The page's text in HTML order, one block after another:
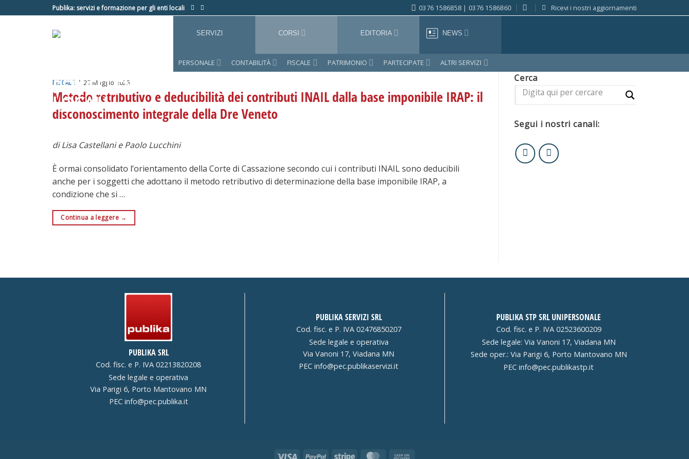
ai
Publika: servizi e formazione per gli enti locali 0376 1586858 | 0376 1586860 Ricevi i nostri aggiornamenti
SERVIZI CORSI EDITORIA NEWS
PERSONALE CONTABILITÀ FISCALE PATRIMONIO PARTECIPATE ALTRI SERVIZI
FISCALE | 27 Maggio 2025
Metodo retributivo e deducibilità dei contributi INAIL dalla base imponibile IRAP: il
disconoscimento integrale della Dre Veneto
di Lisa Castellani e Paolo Lucchini
È ormai consolidato l’orientamento della Corte di Cassazione secondo cui i contributi INAIL sono deducibili
anche per i soggetti che adottano il metodo retributivo di determinazione della base imponibile IRAP, a
condizione che si …
Continua a leggere →
Cerca
Segui i nostri canali:
PUBLIKA SRL
Cod. fisc. e P. IVA 02213820208
Sede legale e operativa
Via Parigi 6, Porto Mantovano MN
PEC info@pec.publika.it
PUBLIKA SERVIZI SRL
Cod. fisc. e P. IVA 02476850207
Sede legale e operativa
Via Vanoni 17, Viadana MN
PEC info@pec.publikaservizi.it
PUBLIKA STP SRL UNIPERSONALE
Cod. fisc. e P. IVA 02523600209
Sede legale: Via Vanoni 17, Viadana MN
Sede oper.: Via Parigi 6, Porto Mantovano MN
PEC info@pec.publikastp.it
Visa PayPal Stripe MasterCard